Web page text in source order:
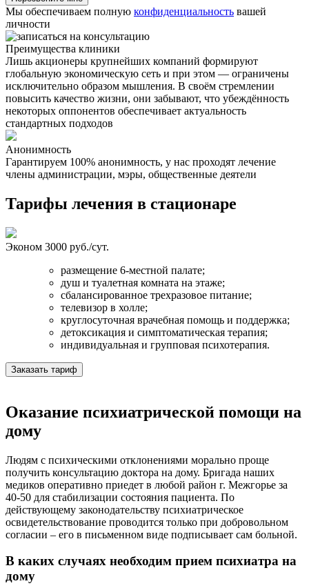
Мы обеспечиваем полную конфиденциальность вашей
личности
Преимущества клиники
Лишь акционеры крупнейших компаний формируют
глобальную экономическую сеть и при этом — ограничены
исключительно образом мышления. В своём стремлении
повысить качество жизни, они забывают, что убеждённость
некоторых оппонентов обеспечивает актуальность
стандартных подходов
Анонимность
Гарантируем 100% анонимность, у нас проходят лечение
члены администрации, мэры, общественные деятели
Тарифы лечения в стационаре
Эконом 3000 руб./сут.
размещение 6-местной палате;
душ и туалетная комната на этаже;
сбалансированное трехразовое питание;
телевизор в холле;
круглосуточная врачебная помощь и поддержка;
детоксикация и симптоматическая терапия;
индивидуальная и групповая психотерапия.
Заказать тариф
Оказание психиатрической помощи на
дому
Людям с психическими отклонениями морально проще
получить консультацию доктора на дому. Бригада наших
медиков оперативно приедет в любой район г. Межгорье за
40-50 для стабилизации состояния пациента. По
действующему законодательству психиатрическое
освидетельствование проводится только при добровольном
согласии – его в письменном виде подписывает сам больной.
В каких случаях необходим прием психиатра на
дому